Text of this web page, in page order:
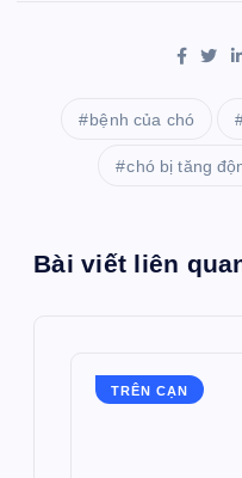
bệnh của chó
chó bị tăng
Bài viết liên
TRÊN CẠN